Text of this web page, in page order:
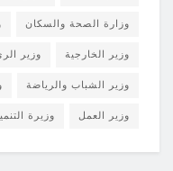
وزارة الصحة والسكان
وزير الخارجية وزير
وزير الشباب والرياضة
وزير العمل وزيرة